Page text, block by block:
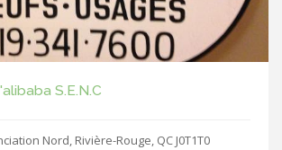
S.E.N.C
Nord, Rivière-Rouge, QC J0T1T0